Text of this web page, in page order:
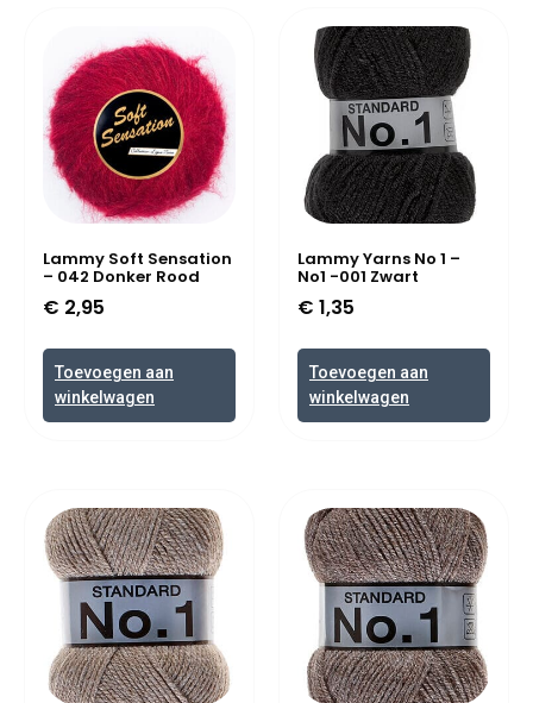
Lammy Soft Sensation
– 042 Donker Rood
€ 2,95
Toevoegen aan
winkelwagen
Lammy Yarns No 1 –
No1 -001 Zwart
€ 1,35
Toevoegen aan
winkelwagen